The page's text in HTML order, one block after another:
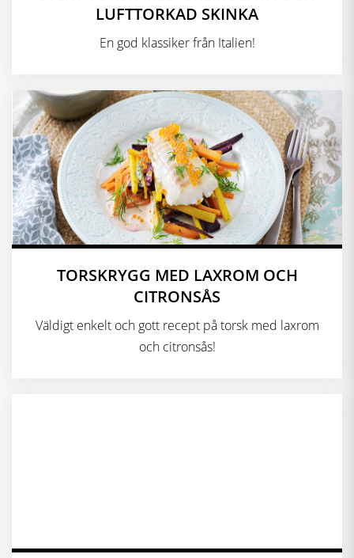
LUFTTORKAD SKINKA
En god klassiker från Italien!
TORSKRYGG MED LAXROM OCH
CITRONSÅS
Väldigt enkelt och gott recept på torsk med laxrom
och citronsås!